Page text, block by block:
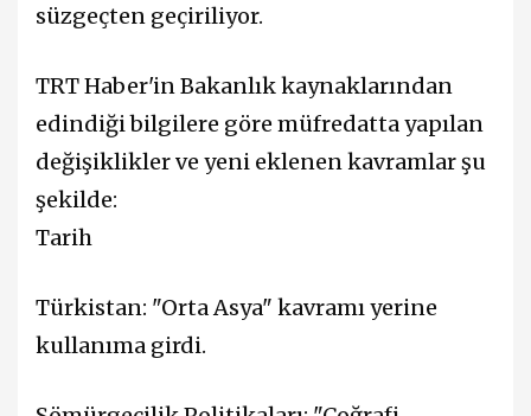
süzgeçten geçiriliyor.
TRT Haber'in Bakanlık kaynaklarından
edindiği bilgilere göre müfredatta yapılan
değişiklikler ve yeni eklenen kavramlar şu
şekilde:
Tarih
Türkistan: "Orta Asya" kavramı yerine
kullanıma girdi.